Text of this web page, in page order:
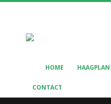
HOME
CONTACT